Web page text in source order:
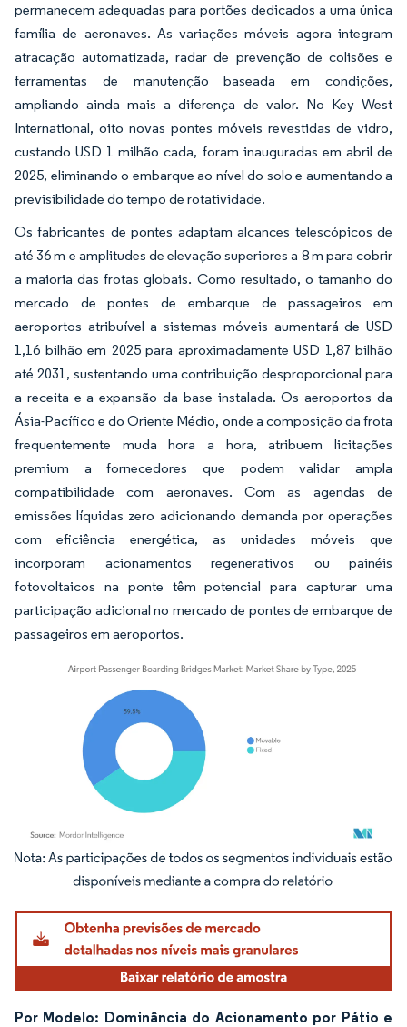
permanecem adequadas para portões dedicados a uma única
família de aeronaves. As variações móveis agora integram
atracação automatizada, radar de prevenção de colisões e
ferramentas de manutenção baseada em condições,
ampliando ainda mais a diferença de valor. No Key West
International, oito novas pontes móveis revestidas de vidro,
custando USD 1 milhão cada, foram inauguradas em abril de
2025, eliminando o embarque ao nível do solo e aumentando a
previsibilidade do tempo de rotatividade.
Os fabricantes de pontes adaptam alcances telescópicos de
até 36 m e amplitudes de elevação superiores a 8 m para cobrir
a maioria das frotas globais. Como resultado, o tamanho do
mercado de pontes de embarque de passageiros em
aeroportos atribuível a sistemas móveis aumentará de USD
1,16 bilhão em 2025 para aproximadamente USD 1,87 bilhão
até 2031, sustentando uma contribuição desproporcional para
a receita e a expansão da base instalada. Os aeroportos da
Ásia-Pacífico e do Oriente Médio, onde a composição da frota
frequentemente muda hora a hora, atribuem licitações
premium a fornecedores que podem validar ampla
compatibilidade com aeronaves. Com as agendas de
emissões líquidas zero adicionando demanda por operações
com eficiência energética, as unidades móveis que
incorporam acionamentos regenerativos ou painéis
fotovoltaicos na ponte têm potencial para capturar uma
participação adicional no mercado de pontes de embarque de
passageiros em aeroportos.
Imagem © Mordor Intelligence. O reuso requer atribuição conforme CC BY 4.0.
Por Modelo: Dominância do Acionamento por Pátio e